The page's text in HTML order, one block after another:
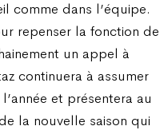
comme dans l’équipe.
repenser la fonction de
un appel à
continuera à assumer
et présentera au
la nouvelle saison qui